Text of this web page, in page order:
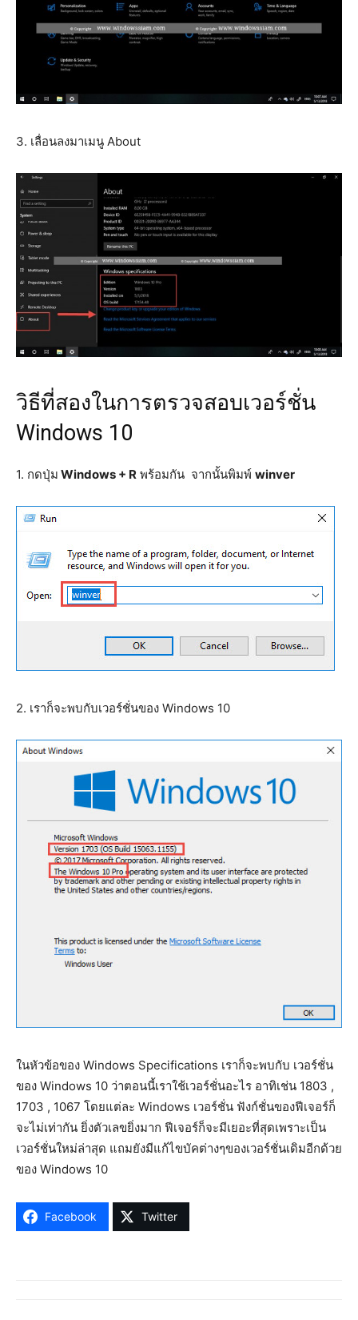
3. เลื่อนลงมาเมนู About
วิธีที่สองในการตรวจสอบเวอร์ชั่น
Windows 10
1. กดปุ่ม Windows + R พร้อมกัน จากนั้นพิมพ์ winver
2. เราก็จะพบกับเวอร์ชั่นของ Windows 10
ในหัวข้อของ Windows Specifications เราก็จะพบกับ เวอร์ชั่น
ของ Windows 10 ว่าตอนนี้เราใช้เวอร์ชั่นอะไร อาทิเช่น 1803 ,
1703 , 1067 โดยแต่ละ Windows เวอร์ชั่น ฟังก์ชั่นของฟีเจอร์ก็
จะไม่เท่ากัน ยิ่งตัวเลขยิ่งมาก ฟีเจอร์ก็จะมีเยอะที่สุดเพราะเป็น
เวอร์ชั่นใหม่ล่าสุด แถมยังมีแก้ไขบัคต่างๆของเวอร์ชั่นเดิมอีกด้วย
ของ Windows 10
Facebook Twitter